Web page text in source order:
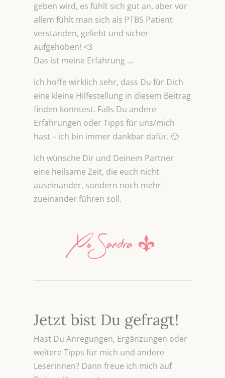
geben wird, es fühlt sich gut an, aber vor
allem fühlt man sich als PTBS Patient
verstanden, geliebt und sicher
aufgehoben! <3
Das ist meine Erfahrung …
Ich hoffe wirklich sehr, dass Du für Dich
eine kleine Hilfestellung in diesem Beitrag
finden konntest. Falls Du andere
Erfahrungen oder Tipps für uns/mich
hast – ich bin immer dankbar dafür. 🙂
Ich wünsche Dir und Deinem Partner
eine heilsame Zeit, die euch nicht
auseinander, sondern noch mehr
zueinander führen soll.
Jetzt bist Du gefragt!
Hast Du Anregungen, Ergänzungen oder
weitere Tipps für mich und andere
Leserinnen? Dann freue ich mich auf